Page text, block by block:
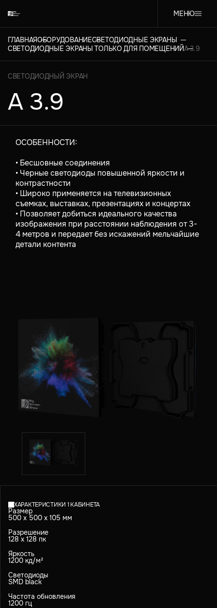
МЕНЮ
ГЛАВНАЯОБОРУДОВАНИЕСВЕТОДИОДНЫЕ ЭКРАНЫ
СВЕТОДИОДНЫЕ ЭКРАНЫ ТОЛЬКО ДЛЯ ПОМЕЩЕНИЙA 3.9
A 3.9
СВЕТОДИОДНЫЙ ЭКРАН
ОСОБЕННОСТИ:
• Бесшовные соединения
• Черные светодиоды повышенной яркости и
контрастности
• Широко применяется на телевизионных
съемках, выставках, презентациях и концертах
• Позволяет добиться идеального качества
изображения при расстоянии наблюдения от 3-
4 метров и передает без искажений мельчайшие
детали контента
ХАРАКТЕРИСТИКИ 1 КАБИНЕТА
Размер
500 х 500 х 105 мм
Разрешение
128 х 128 пк
Яркость
1200 кд/м²
Светодиоды
SMD black
Частота обновления
1200 гц